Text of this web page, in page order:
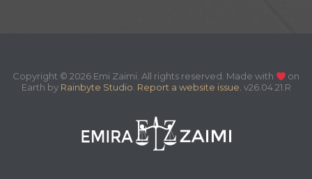
Copyright © 2026 Emi Zaimi. All rights reserved. Made with
on
Earth by Rainbyte Studio. Report a website issue. v26.04.21.R